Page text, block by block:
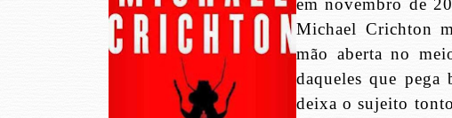
em novembro de
Michael Crichton
mão aberta no
daqueles que pega
deixa o sujeito